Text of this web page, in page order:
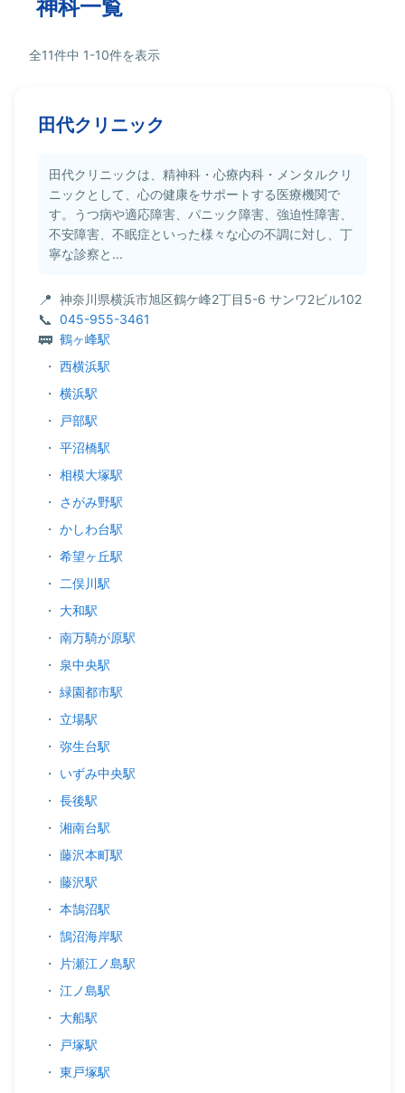
神科一覧
全11件中 1-10件を表示
田代クリニック
田代クリニックは、精神科・心療内科・メンタルクリ
ニックとして、心の健康をサポートする医療機関で
す。うつ病や適応障害、パニック障害、強迫性障害、
不安障害、不眠症といった様々な心の不調に対し、丁
寧な診察と...
神奈川県横浜市旭区鶴ケ峰2丁目5-6 サンワ2ビル102
045-955-3461
鶴ヶ峰駅
・ 西横浜駅
・ 横浜駅
・
戸部駅
・ 平沼橋駅
・ 相模大塚駅
・ さがみ野駅
・ かしわ台駅
・ 希望ヶ丘駅
・
二俣川駅
・ 大和駅
・ 南万騎が原駅
・ 泉中央駅
・ 緑園都市駅
・ 立場駅
・ 弥生台駅
・ いずみ中央駅
・ 長後駅
・ 湘南台駅
・ 藤沢本町駅
・ 藤沢駅
・ 本鵠沼駅
・ 鵠沼海岸駅
・
片瀬江ノ島駅
・ 江ノ島駅
・ 大船駅
・
戸塚駅
・ 東戸塚駅